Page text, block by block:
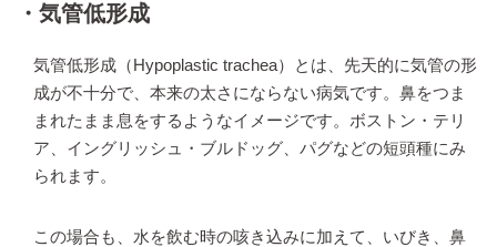
・気管低形成
気管低形成（Hypoplastic trachea）とは、先天的に気管の形
成が不十分で、本来の太さにならない病気です。鼻をつま
まれたまま息をするようなイメージです。ボストン・テリ
ア、イングリッシュ・ブルドッグ、パグなどの短頭種にみ
られます。
この場合も、水を飲む時の咳き込みに加えて、いびき、鼻